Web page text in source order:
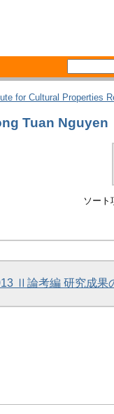
for Cultural Properties
Tuan Nguyen
ソート
Ⅱ論考編 研究成果